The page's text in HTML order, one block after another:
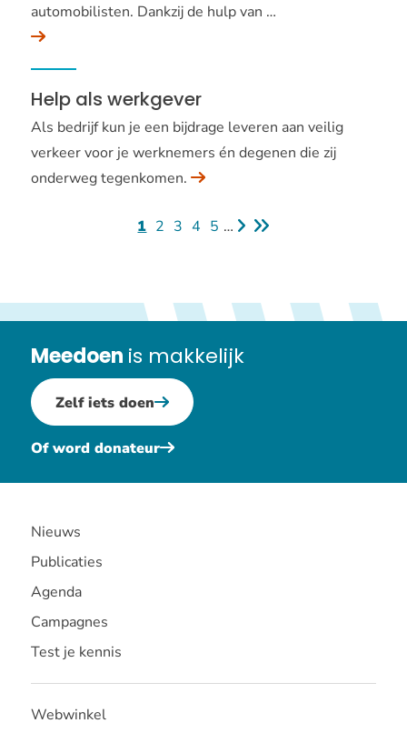
automobilisten. Dankzij de hulp van …
Help als werkgever
Als bedrijf kun je een bijdrage leveren aan veilig
verkeer voor je werknemers én degenen die zij
onderweg tegenkomen.
Huidige
1 Eenvoudige
2 Eenvoudige
3 Eenvoudige
4 Eenvoudige
5 … Volgende
Laatste
Meedoen is makkelijk
Zelf iets doen
Of word donateur
Nieuws
Publicaties
Agenda
Campagnes
Test je kennis
Webwinkel